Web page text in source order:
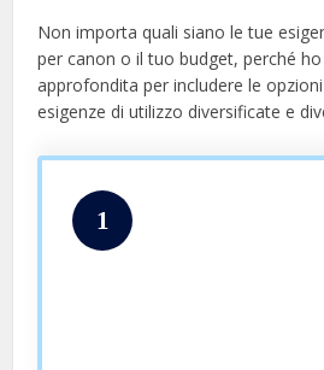
Non importa quali siano le tue
per canon o il tuo budget, perché
approfondita per includere le
esigenze di utilizzo diversificate e
1